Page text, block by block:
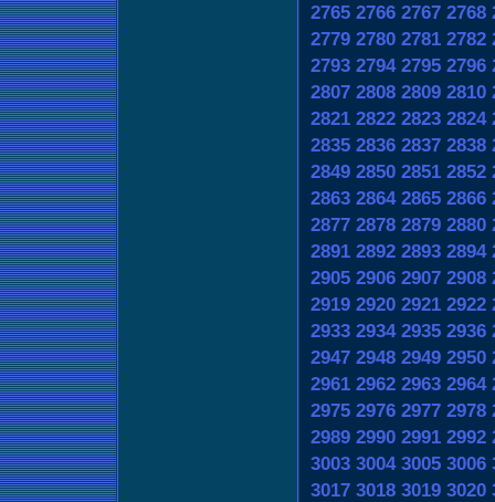
2765 2766 2767 2768
2779 2780 2781 2782
2793 2794 2795 2796
2807 2808 2809 2810
2821 2822 2823 2824
2835 2836 2837 2838
2849 2850 2851 2852
2863 2864 2865 2866
2877 2878 2879 2880
2891 2892 2893 2894
2905 2906 2907 2908
2919 2920 2921 2922
2933 2934 2935 2936
2947 2948 2949 2950
2961 2962 2963 2964
2975 2976 2977 2978
2989 2990 2991 2992
3003 3004 3005 3006
3017 3018 3019 3020